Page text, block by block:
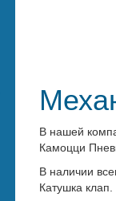
В нашей
Камоцци
В наличии
Катушка клап.